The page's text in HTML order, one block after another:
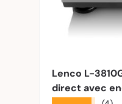
Lenco L-
direct avec